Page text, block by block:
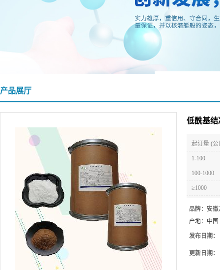
产品展厅
低酰基结
起订量 (公
1-100
100-1000
≥1000
品牌： 安徽
产地： 中国
发布日期：
更新日期：